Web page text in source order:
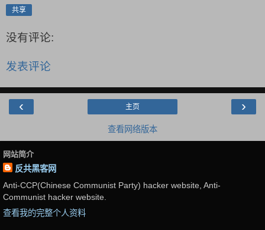
共享
没有评论:
发表评论
‹ ›
主页
查看网络版本
网站简介
反共黑客网
Anti-CCP(Chinese Communist Party) hacker website, Anti-
Communist hacker website.
查看我的完整个人资料